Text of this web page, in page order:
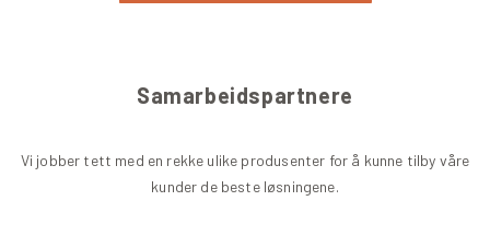
Samarbeidspartnere
Vi jobber tett med en rekke ulike produsenter for å kunne tilby våre
kunder de beste løsningene.